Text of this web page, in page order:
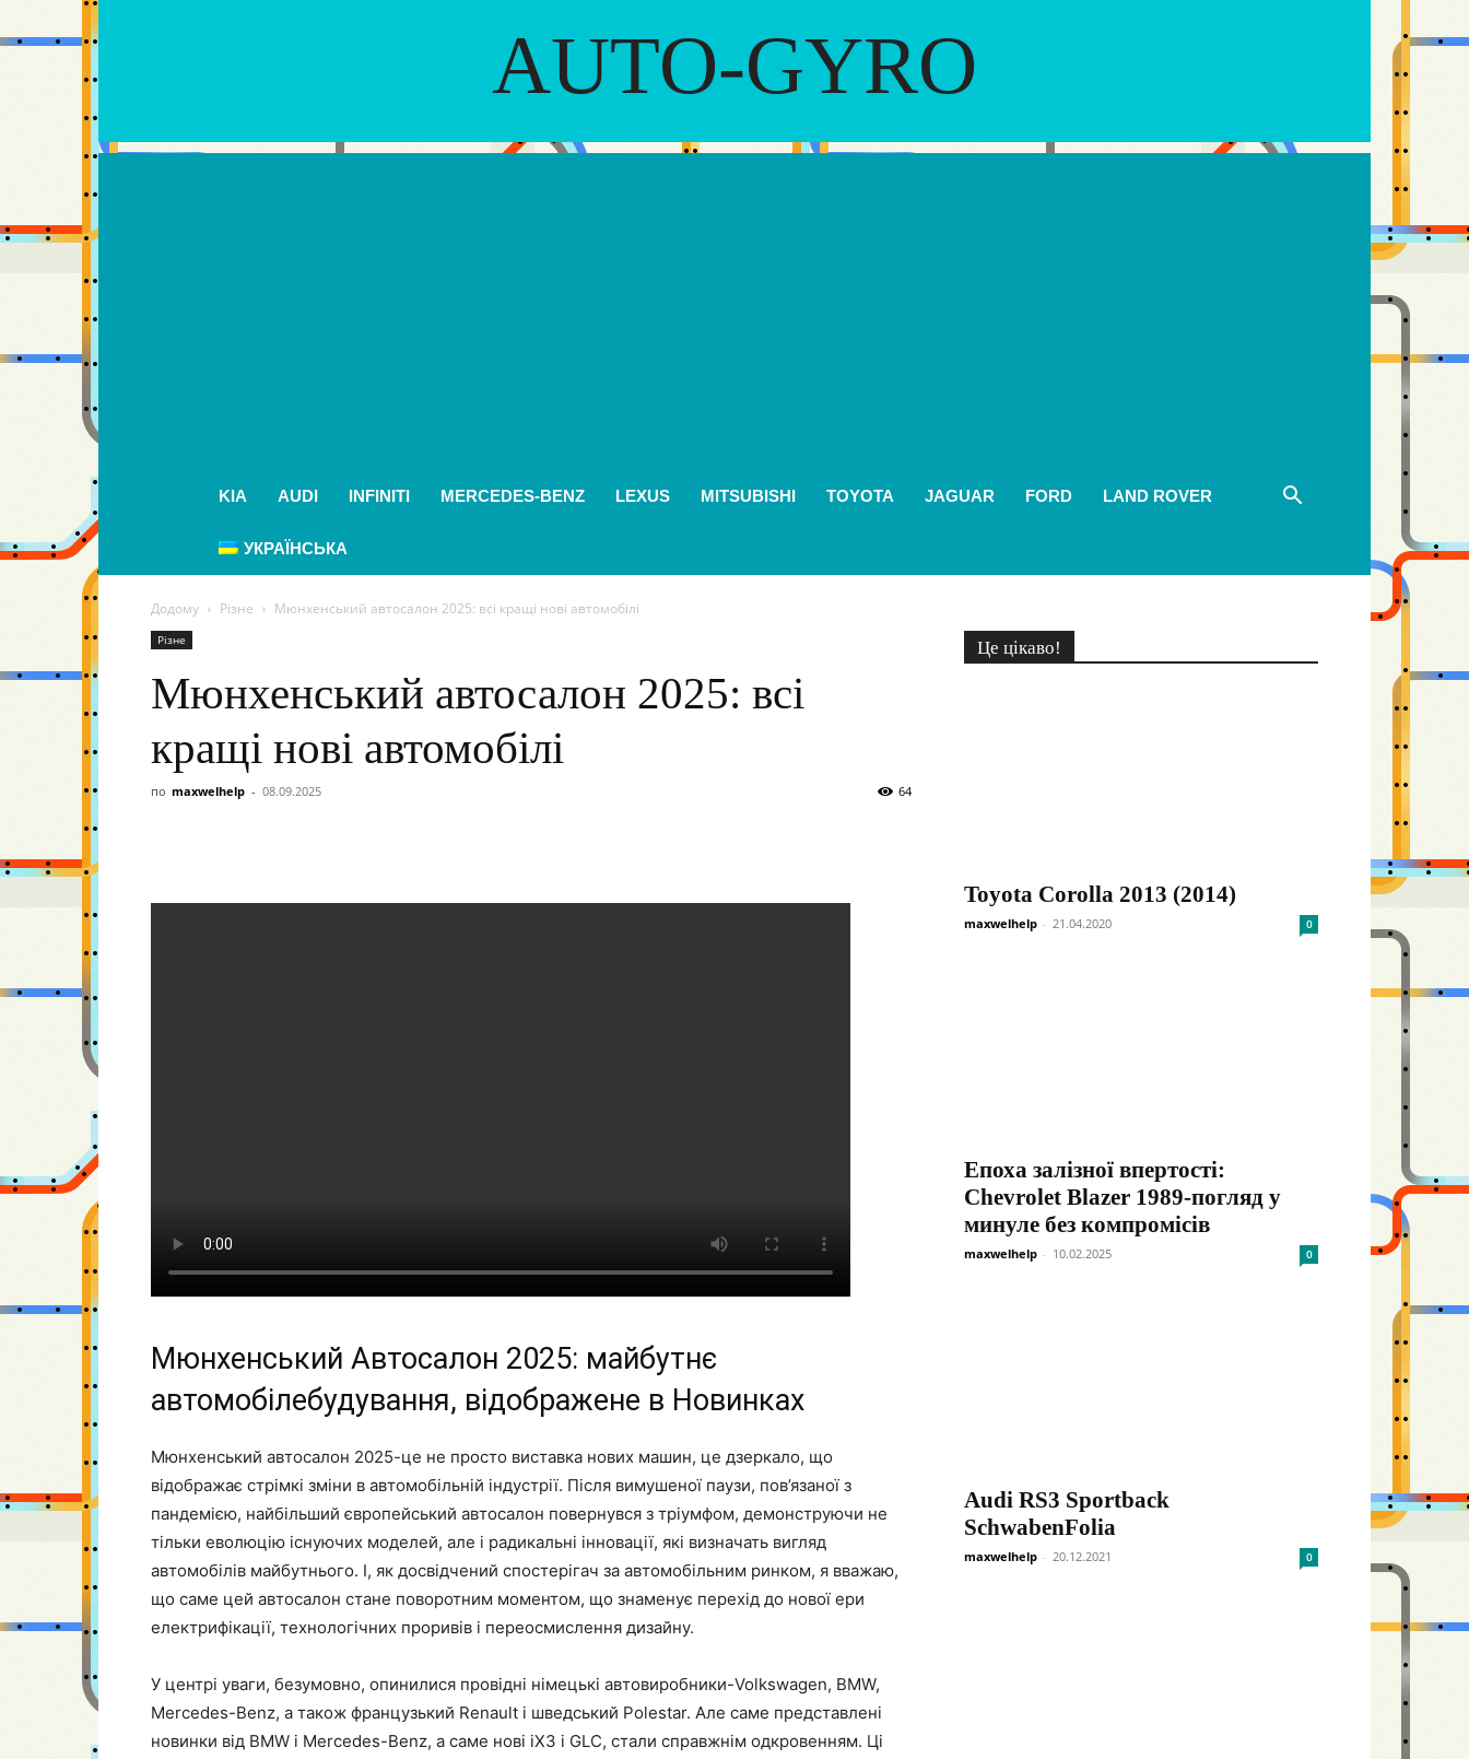
AUTO-GYRO
KIA AUDI INFINITI MERCEDES-BENZ LEXUS MITSUBISHI TOYOTA JAGUAR FORD LAND ROVER
УКРАЇНСЬКА
Додому Різне Мюнхенський автосалон 2025: всі кращі нові автомобілі
Різне
Мюнхенський автосалон 2025: всі
кращі нові автомобілі
по maxwelhelp - 08.09.2025 64
Мюнхенський Автосалон 2025: майбутнє
автомобілебудування, відображене в Новинках
Мюнхенський автосалон 2025-це не просто виставка нових машин, це дзеркало, що
відображає стрімкі зміни в автомобільній індустрії. Після вимушеної паузи, пов’язаної з
пандемією, найбільший європейський автосалон повернувся з тріумфом, демонструючи не
тільки еволюцію існуючих моделей, але і радикальні інновації, які визначать вигляд
автомобілів майбутнього. І, як досвідчений спостерігач за автомобільним ринком, я вважаю,
що саме цей автосалон стане поворотним моментом, що знаменує перехід до нової ери
електрифікації, технологічних проривів і переосмислення дизайну.
У центрі уваги, безумовно, опинилися провідні німецькі автовиробники-Volkswagen, BMW,
Mercedes-Benz, а також французький Renault і шведський Polestar. Але саме представлені
новинки від BMW і Mercedes-Benz, а саме нові iX3 і GLC, стали справжнім одкровенням. Ці
Це цікаво!
Toyota Corolla 2013 (2014)
maxwelhelp - 21.04.2020 0
Епоха залізної впертості:
Chevrolet Blazer 1989-погляд у
минуле без компромісів
maxwelhelp - 10.02.2025 0
Audi RS3 Sportback
SchwabenFolia
maxwelhelp - 20.12.2021 0